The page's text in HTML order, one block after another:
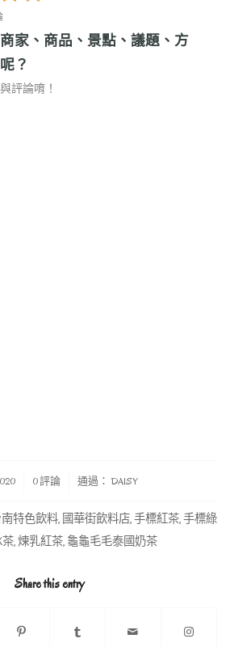
家、商品、景點、議題、方
？
評論唷！
0 評論 通過： DAISY
特色飲料, 國華街飲料店,手標紅茶,手標綠
,煉乳紅茶, 龜龜毛毛泰國奶茶
Share this entry